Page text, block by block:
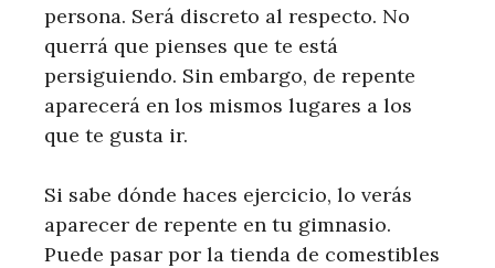
persona. Será discreto al respecto. No
querrá que pienses que te está
persiguiendo. Sin embargo, de repente
aparecerá en los mismos lugares a los
que te gusta ir.
Si sabe dónde haces ejercicio, lo verás
aparecer de repente en tu gimnasio.
Puede pasar por la tienda de comestibles